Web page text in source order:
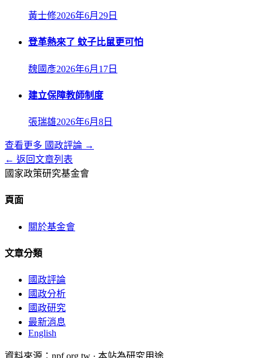
黃士修2026年6月29日
登革熱來了 蚊子比鼠更可怕
魏國彥2026年6月17日
建立保障教師制度
張瑞雄2026年6月8日
查看更多 國政評論 →
← 返回文章列表
國家政策研究基金會
頁面
關於基金會
文章分類
國政評論
國政分析
國政研究
最新消息
English